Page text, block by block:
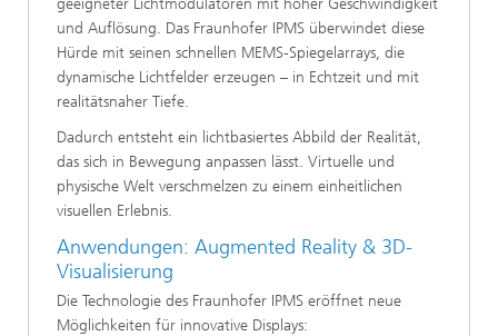
geeigneter Lichtmodulatoren mit hoher Geschwindigkeit
und Auflösung. Das Fraunhofer IPMS überwindet diese
Hürde mit seinen schnellen MEMS-Spiegelarrays, die
dynamische Lichtfelder erzeugen – in Echtzeit und mit
realitätsnaher Tiefe.
Dadurch entsteht ein lichtbasiertes Abbild der Realität,
das sich in Bewegung anpassen lässt. Virtuelle und
physische Welt verschmelzen zu einem einheitlichen
visuellen Erlebnis.
Anwendungen: Augmented Reality & 3D-
Visualisierung
Die Technologie des Fraunhofer IPMS eröffnet neue
Möglichkeiten für innovative Displays: